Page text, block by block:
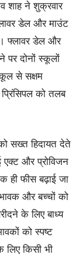
शाह ने शुक्रवार
डेल और माउंट
फ्लावर डेल और
पर दोनों स्कूलों
से सक्षम
को तलब
सख्त हिदायत देते
एक्ट और प्रोविजन
ही फीस बढ़ाई जा
और बच्चों को
के लिए बाध्य
को स्पष्ट
लिए किसी भी